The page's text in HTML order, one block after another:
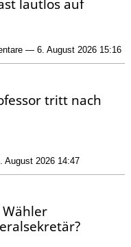
lautlos auf
— 6. August 2026 15:16
tritt nach
August 2026 14:47